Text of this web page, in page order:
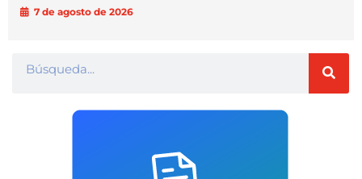
7 de agosto de 2026